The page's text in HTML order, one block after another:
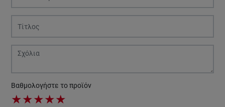
Βαθμολογήστε το προϊόν
★★★★★